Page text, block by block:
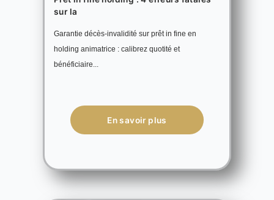
sur la
Garantie décès-invalidité sur prêt in fine en
holding animatrice : calibrez quotité et
bénéficiaire...
En savoir plus